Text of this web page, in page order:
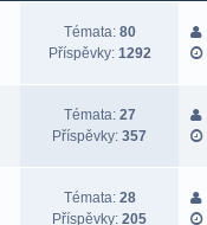
Témata: 80
Příspěvky: 1292
Témata: 27
Příspěvky: 357
Témata: 28
Příspěvky: 205